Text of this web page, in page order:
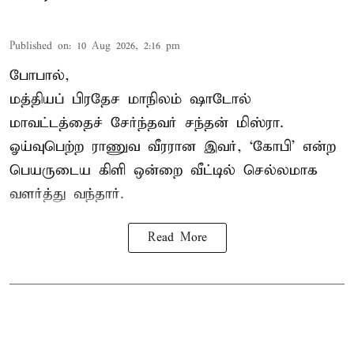
Published on: 10 Aug 2026, 2:16 pm
போபால்,
மத்தியப் பிரதேச மாநிலம் ஷாடோல்
மாவட்டத்தைச் சேர்ந்தவர் சந்தன் மிஸ்ரா.
ஓய்வுபெற்ற ராணுவ வீரரான இவர், ‘கோபி’ என்ற
பெயருடைய கிளி ஒன்றை வீட்டில் செல்லமாக
வளர்த்து வந்தார்.
Read More